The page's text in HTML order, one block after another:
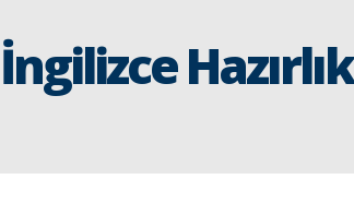
İngilizce Hazırlık